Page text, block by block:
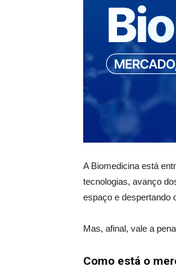
A Biomedicina está
tecnologias, avanço
espaço e despertando
Mas, afinal, vale a
Como está o